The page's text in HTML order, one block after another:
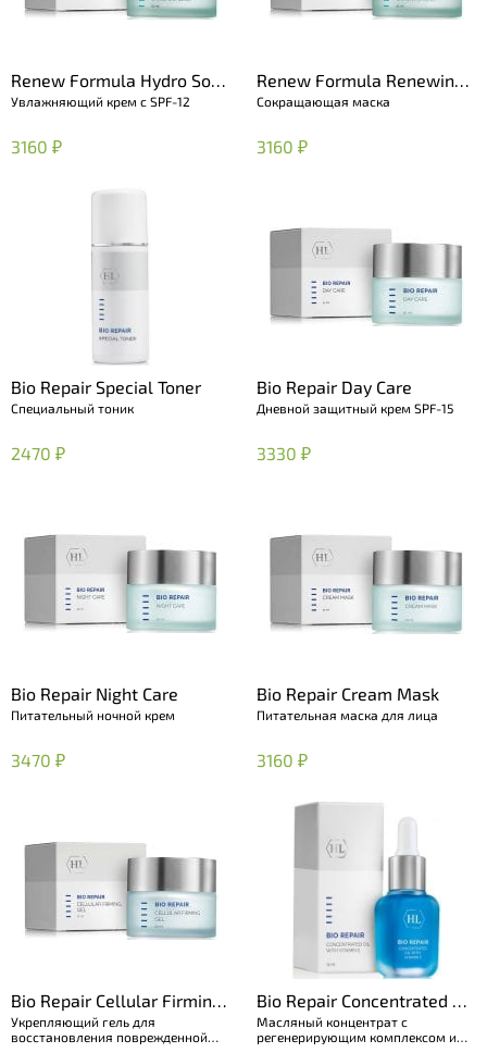
Renew Formula Hydro Soft
Cream
Увлажняющий крем с SPF-12
3160 ₽
Renew Formula Renewing
Mask
Сокращающая маска
3160 ₽
Bio Repair Special Toner
Специальный тоник
2470 ₽
Bio Repair Day Care
Дневной защитный крем SPF-15
3330 ₽
Bio Repair Night Care
Питательный ночной крем
3470 ₽
Bio Repair Cream Mask
Питательная маска для лица
3160 ₽
Bio Repair Cellular Firming
Gel
Укрепляющий гель для
восстановления поврежденной
Bio Repair Concentrated Oil
with Vitamin E
Масляный концентрат с
регенерирующим комплексом и